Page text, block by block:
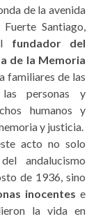
de la avenida
Santiago,
fundador del
de la Memoria
familiares de las
personas y
humanos y
y justicia.
acto no solo
andalucismo
de 1936, sino
inocentes e
la vida en